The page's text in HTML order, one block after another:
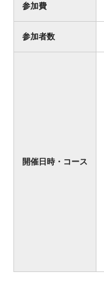
参加費
参加者数
開催日時・コース